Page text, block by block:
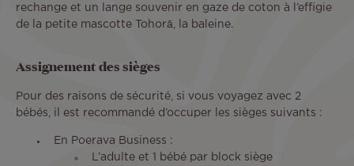
rechange et un lange souvenir en gaze de coton à l’effigie
de la petite mascotte Tohorā, la baleine.
Assignement des sièges
Pour des raisons de sécurité, si vous voyagez avec 2
bébés, il est recommandé d’occuper les sièges suivants :
En Poerava Business :
L’adulte et 1 bébé par block siège